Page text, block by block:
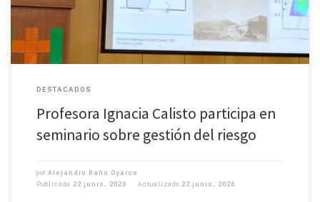
DESTACADOS
Profesora Ignacia Calisto participa en
seminario sobre gestión del riesgo
por Alejandro Baño Oyarce
Publicada 22 junio, 2026 Actualizado 22 junio, 2026